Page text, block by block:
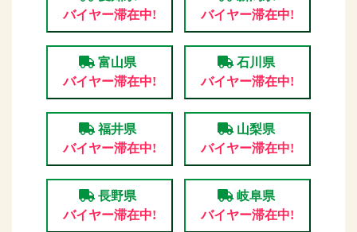
バイヤー滞在中!
バイヤー滞在中!
富山県
バイヤー滞在中!
石川県
バイヤー滞在中!
福井県
バイヤー滞在中!
山梨県
バイヤー滞在中!
長野県
バイヤー滞在中!
岐阜県
バイヤー滞在中!